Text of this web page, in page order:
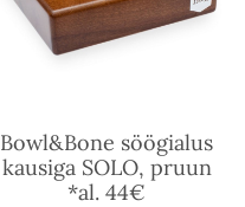
Bowl&Bone söögialus
kausiga SOLO, pruun
*al. 44€